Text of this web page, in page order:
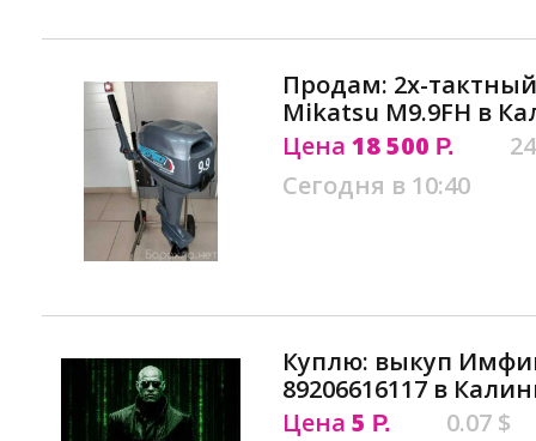
Продам: 2х-
Mikatsu M9.9FH в
Цена 18 500 Р.
Сегодня в 10:40
Куплю: выкуп
89206616117 в
Цена 5 Р.
0.07 $